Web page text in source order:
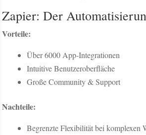
Zapier: Der
Vorteile:
Über 6000 App-Integrationen
Intuitive Benutzeroberfläche
Große Community & Support
Nachteile:
Begrenzte Flexibilität bei komplexen